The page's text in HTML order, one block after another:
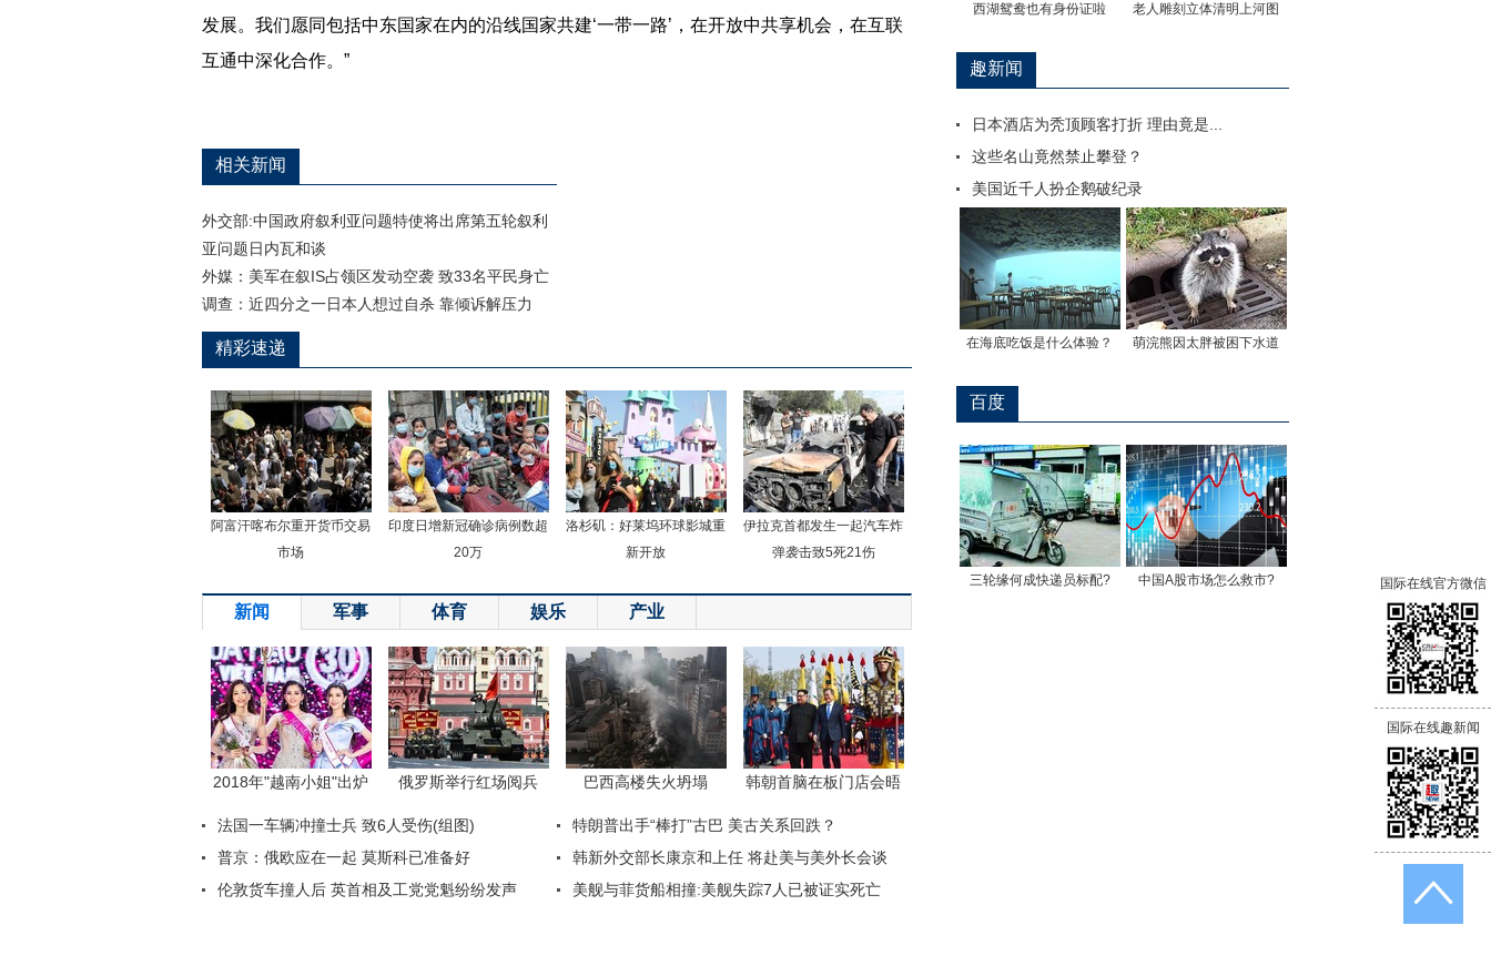
发展。我们愿同包括中东国家在内的沿线国家共建‘一带一路’，在开放中共享机会，在互联
互通中深化合作。”
相关新闻
外交部:中国政府叙利亚问题特使将出席第五轮叙利
亚问题日内瓦和谈
外媒：美军在叙IS占领区发动空袭 致33名平民身亡
调查：近四分之一日本人想过自杀 靠倾诉解压力
精彩速递
阿富汗喀布尔重开货币交易
市场
印度日增新冠确诊病例数超
20万
洛杉矶：好莱坞环球影城重
新开放
伊拉克首都发生一起汽车炸
弹袭击致5死21伤
新闻 军事 体育 娱乐 产业
西湖鸳鸯也有身份证啦 老人雕刻立体清明上河图
趣新闻
日本酒店为秃顶顾客打折 理由竟是...
这些名山竟然禁止攀登？
美国近千人扮企鹅破纪录
在海底吃饭是什么体验？ 萌浣熊因太胖被困下水道
百度
三轮缘何成快递员标配? 中国A股市场怎么救市? 国际在线官方微信
国际在线趣新闻